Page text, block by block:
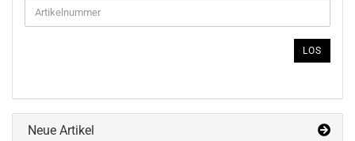
SIE
DIE
EIN.
LOS
Neue Artikel